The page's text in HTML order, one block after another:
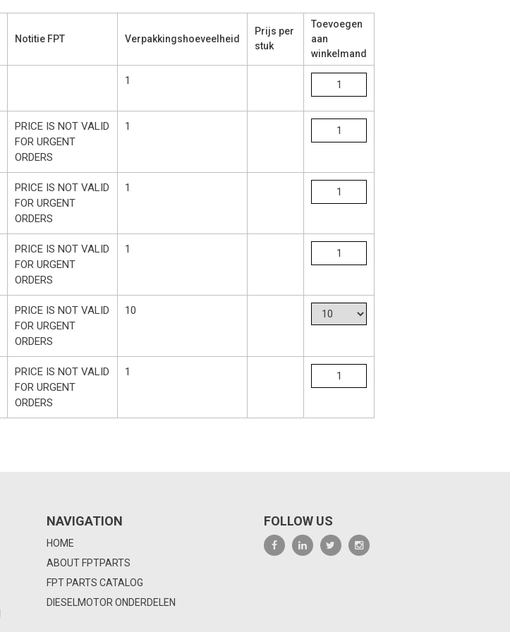
Notitie FPT Verpakkingshoeveelheid
Prijs per
stuk
Toevoegen
aan
winkelmand
1
PRICE IS NOT VALID
FOR URGENT
ORDERS
1
PRICE IS NOT VALID
FOR URGENT
ORDERS
1
PRICE IS NOT VALID
FOR URGENT
ORDERS
1
PRICE IS NOT VALID
FOR URGENT
ORDERS
10
PRICE IS NOT VALID
FOR URGENT
ORDERS
1
NAVIGATION
HOME
ABOUT FPTPARTS
FPT PARTS CATALOG
DIESELMOTOR ONDERDELEN
FOLLOW US